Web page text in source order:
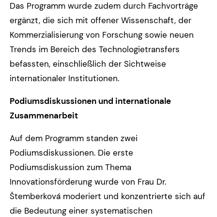
Das Programm wurde zudem durch Fachvorträge
ergänzt, die sich mit offener Wissenschaft, der
Kommerzialisierung von Forschung sowie neuen
Trends im Bereich des Technologietransfers
befassten, einschließlich der Sichtweise
internationaler Institutionen.
Podiumsdiskussionen und internationale
Zusammenarbeit
Auf dem Programm standen zwei
Podiumsdiskussionen. Die erste
Podiumsdiskussion zum Thema
Innovationsförderung wurde von Frau Dr.
Štemberková moderiert und konzentrierte sich auf
die Bedeutung einer systematischen